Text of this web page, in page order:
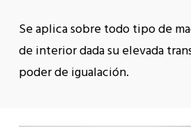
Se aplica sobre todo tipo de
de interior dada su elevada
poder de igualación.